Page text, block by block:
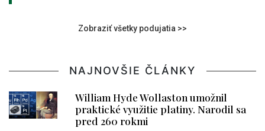
Zobraziť všetky podujatia >>
NAJNOVŠIE ČLÁNKY
William Hyde Wollaston umožnil
praktické využitie platiny. Narodil sa
pred 260 rokmi